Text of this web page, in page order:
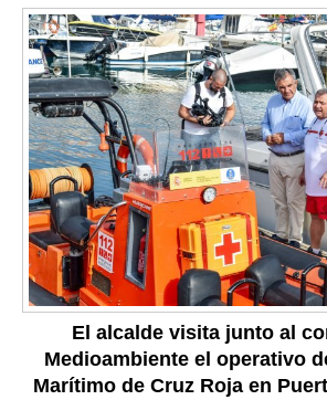
El alcalde visita junto al
Medioambiente el operativo
Marítimo de Cruz Roja en